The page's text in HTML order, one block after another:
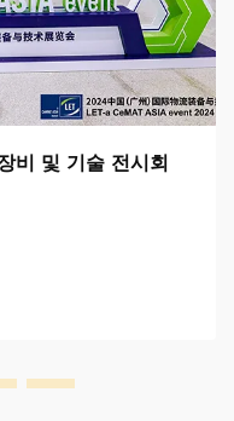
비 및 기술 전시회